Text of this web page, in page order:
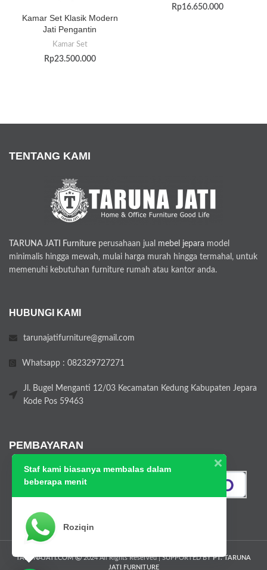
Kamar Set Klasik Modern
Jati Pengantin
Kamar Set
Rp23.500.000
Rp16.650.000
TENTANG KAMI
TARUNA JATI Furniture perusahaan jual mebel jepara model
minimalis hingga mewah, mulai harga murah hingga termahal, untuk
memenuhi kebutuhan furniture rumah atau kantor anda.
HUBUNGI KAMI
tarunajatifurniture@gmail.com
Whatsapp : 082329727271
Jl. Bugel Menganti 12/03 Kecamatan Kedung Kabupaten Jepara
Kode Pos 59463
PEMBAYARAN
TARUNAJATI.COM 2024 All Rights Reserved | SUPPORTED BYPT. TARUNA
JATI FURNITURE
Staf kami biasanya membalas dalam
beberapa menit
Roziqin